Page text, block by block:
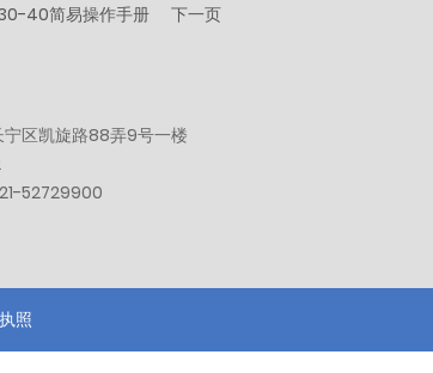
40简易操作手册 下一页
宁区凯旋路88弄9号一楼
52729900
照